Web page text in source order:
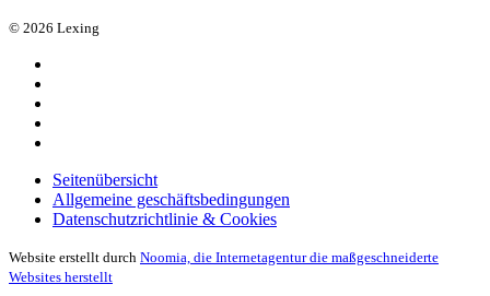
© 2026 Lexing
Seitenübersicht
Allgemeine geschäftsbedingungen
Datenschutzrichtlinie & Cookies
Website erstellt durch Noomia, die Internetagentur die maßgeschneiderte
Websites herstellt